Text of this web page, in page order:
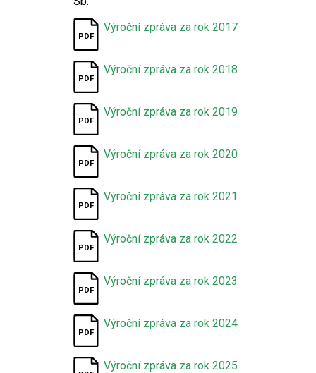
Výroční zpráva za rok 2017
Výroční zpráva za rok 2018
Výroční zpráva za rok 2019
Výroční zpráva za rok 2020
Výroční zpráva za rok 2021
Výroční zpráva za rok 2022
Výroční zpráva za rok 2023
Výroční zpráva za rok 2024
Výroční zpráva za rok 2025